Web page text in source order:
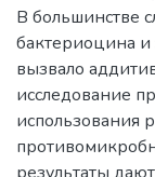
В большинстве
бактериоцина
вызвало
исследование
использования